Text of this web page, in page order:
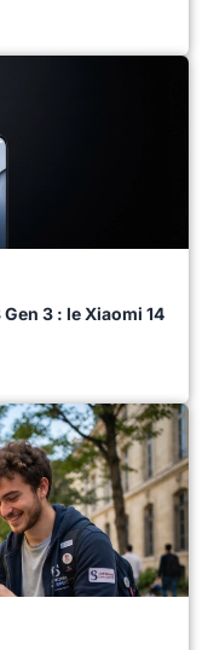
3 : le Xiaomi 14